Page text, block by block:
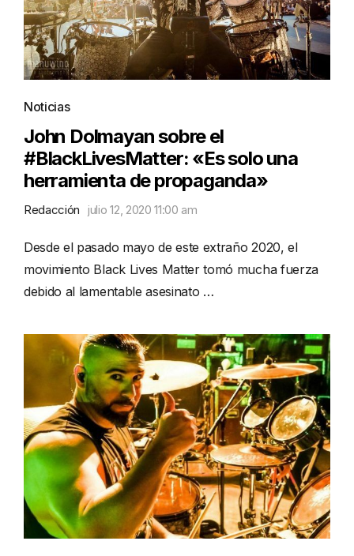
Noticias
John Dolmayan sobre el
#BlackLivesMatter: «Es solo una
herramienta de propaganda»
Redacción julio 12, 2020 11:00 am
Desde el pasado mayo de este extraño 2020, el
movimiento Black Lives Matter tomó mucha fuerza
debido al lamentable asesinato …